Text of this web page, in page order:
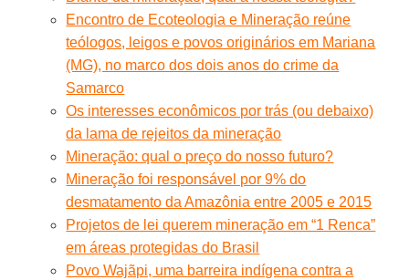
Encontro de Ecoteologia e Mineração reúne
teólogos, leigos e povos originários em Mariana
(MG), no marco dos dois anos do crime da
Samarco
Os interesses econômicos por trás (ou debaixo)
da lama de rejeitos da mineração
Mineração: qual o preço do nosso futuro?
Mineração foi responsável por 9% do
desmatamento da Amazônia entre 2005 e 2015
Projetos de lei querem mineração em “1 Renca”
em áreas protegidas do Brasil
Povo Wajãpi, uma barreira indígena contra a